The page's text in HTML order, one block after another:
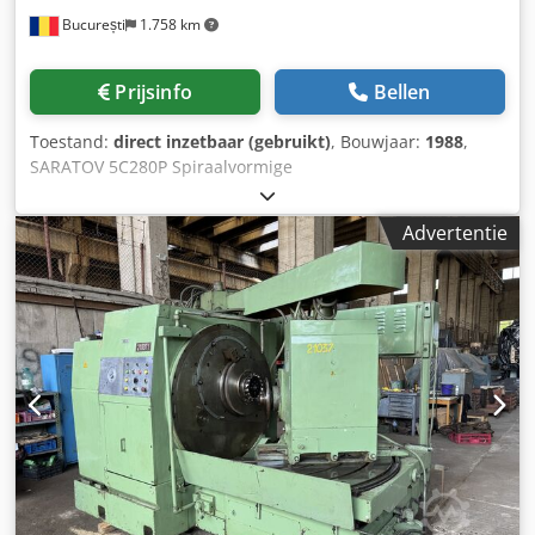
București 1.758 km
Prijsinfo Bellen
Toestand: direct inzetbaar (gebruikt), Bouwjaar: 1988,
SARATOV 5C280P Spiraalvormige
Kegelwieltandwielsnijmachine – 2 machines Max.
tandwieldiameter: 800 mm Max. module: 16 Max.
tandwielringbreedte: 125 mm Aantal tanden: 5-150
Spiltoerental bereik: 20-125 tpm Cjdpfoum Ez Rsx Aizsha
Hoofdmotorvermogen: 7,5 kW Afmetingen (LxBxH):
3170x2180x2200 mm Gewicht: 15 ton SARATOV 5C276
Rechte Kegelwieltandwielsnijmachine Module, mm: 10
Max. tandwieldiameter, mm: 500 Max. kegelafstand van de
tandwielen, mm: 250 Max. tandwielringbreedte, mm: 80
Min. verdelingskegelhoek (steek), graden: 5 Aantal
tandwieltanden: 10 – 150 Afstand tussen spil en
machinecentrum, mm: – max. (kegelhoek 5°): 375 mm –
min. (kegelhoek 90°): 75 mm Slag, mm: 100 Dubbele slag
van schuif, slagen/min: 48 – 400 Motorrendement, kW: 4,0
Advertentie